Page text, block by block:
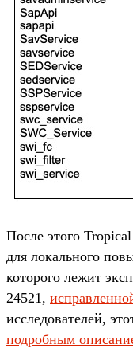
После этого
для локального
которого лежит
24521,
исследователей,
подробным